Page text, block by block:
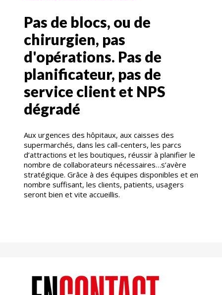
Pas de blocs, ou de
chirurgien, pas
d'opérations. Pas de
planificateur, pas de
service client et NPS
dégradé
Aux urgences des hôpitaux, aux caisses des
supermarchés, dans les call-centers, les parcs
d’attractions et les boutiques, réussir à planifier le
nombre de collaborateurs nécessaires…s’avère
stratégique. Grâce à des équipes disponibles et en
nombre suffisant, les clients, patients, usagers
seront bien et vite accueillis.